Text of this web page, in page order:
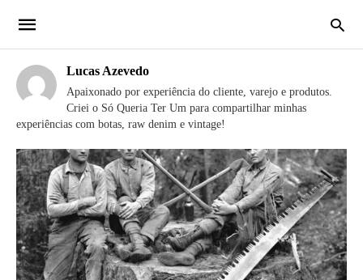
Lucas Azevedo
Apaixonado por experiência do cliente, varejo e produtos.
Criei o Só Queria Ter Um para compartilhar minhas
experiências com botas, raw denim e vintage!